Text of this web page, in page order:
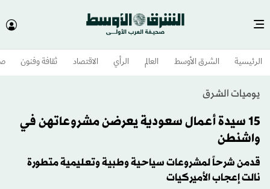
الرئيسية الشرق الأوسط​ العالم الرأي الاقتصاد ثقافة وفنون
يوميات الشرق
15 سيدة أعمال سعودية يعرضن مشروعاتهن في
واشنطن
قدمن شرحاً لمشروعات سياحية وطبية وتعليمية متطورة
نالت إعجاب الأميركيات